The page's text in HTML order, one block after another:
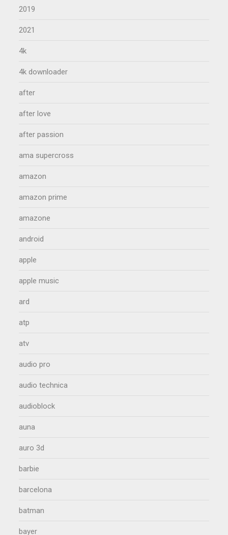
2019
2021
4k
4k downloader
after
after love
after passion
ama supercross
amazon
amazon prime
amazone
android
apple
apple music
ard
atp
atv
audio pro
audio technica
audioblock
auna
auro 3d
barbie
barcelona
batman
bayer